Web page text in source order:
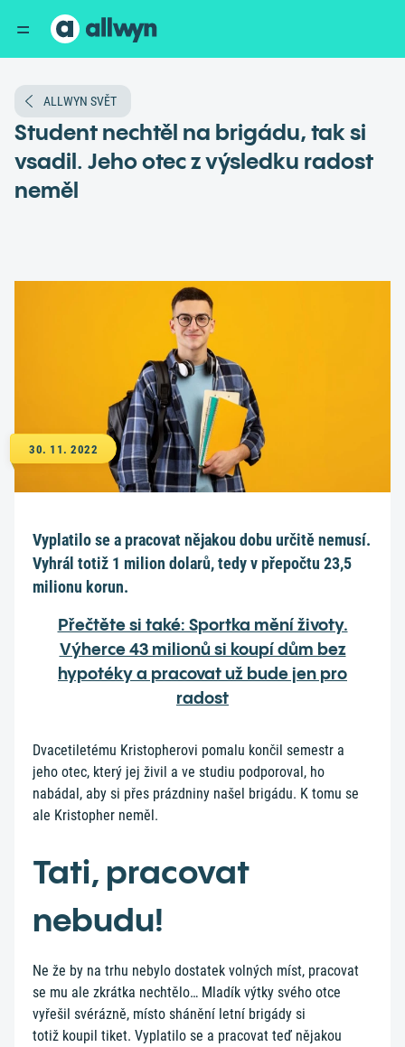
ALLWYN SVĚT
Student nechtěl na brigádu, tak si
vsadil. Jeho otec z výsledku radost
neměl
30. 11. 2022
Vyplatilo se a pracovat nějakou dobu určitě nemusí.
Vyhrál totiž 1 milion dolarů, tedy v přepočtu 23,5
milionu korun.
Přečtěte si také: Sportka mění životy.
Výherce 43 milionů si koupí dům bez
hypotéky a pracovat už bude jen pro
radost
Dvacetiletému Kristopherovi pomalu končil semestr a
jeho otec, který jej živil a ve studiu podporoval, ho
nabádal, aby si přes prázdniny našel brigádu. K tomu se
ale Kristopher neměl.
Tati, pracovat
nebudu!
Ne že by na trhu nebylo dostatek volných míst, pracovat
se mu ale zkrátka nechtělo… Mladík výtky svého otce
vyřešil svérázně, místo shánění letní brigády si
totiž koupil tiket. Vyplatilo se a pracovat teď nějakou